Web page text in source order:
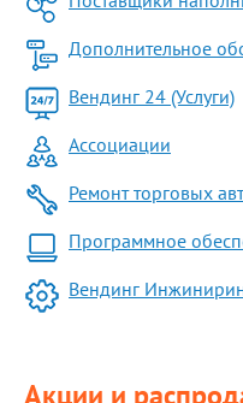
Дополнительное
Вендинг 24 (Услуги)
Ассоциации
Ремонт торговых
Программное
Вендинг
Акции и